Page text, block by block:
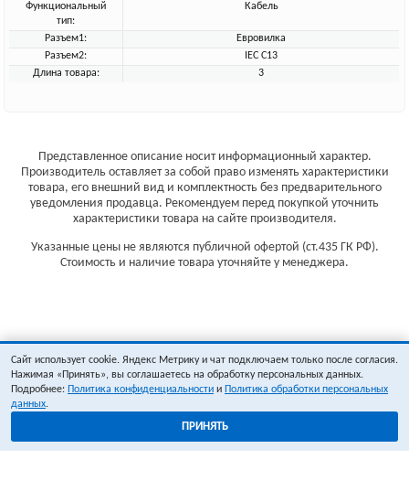
Функциональный
тип:
Кабель
Разъем1:
Евровилка
Разъем2:
IEC C13
Длина товара:
3
Представленное описание носит информационный характер.
Производитель оставляет за собой право изменять характеристики
товара, его внешний вид и комплектность без предварительного
уведомления продавца. Рекомендуем перед покупкой уточнить
характеристики товара на сайте производителя.
Указанные цены не являются публичной офертой (ст.435 ГК РФ).
Стоимость и наличие товара уточняйте у менеджера.
Сайт использует cookie. Яндекс Метрику и чат подключаем только после согласия.
Нажимая «Принять», вы соглашаетесь на обработку персональных данных.
Подробнее: Политика конфиденциальности и Политика обработки персональных
данных.
ПРИНЯТЬ